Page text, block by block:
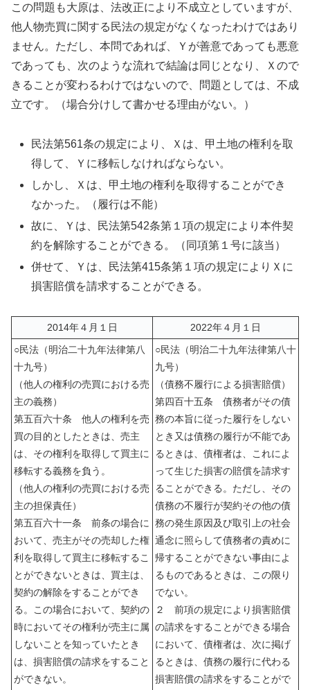
この問題も大原は、法改正により不成立としていますが、
他人物売買に関する民法の規定がなくなったわけではあり
ません。ただし、本問であれば、Ｙが善意であっても悪意
であっても、次のような流れで結論は同じとなり、Ｘので
きることが変わるわけではないので、問題としては、不成
立です。（場合分けして書かせる理由がない。）
民法第561条の規定により、Ｘは、甲土地の権利を取
得して、Ｙに移転しなければならない。
しかし、Ｘは、甲土地の権利を取得することができ
なかった。（履行は不能）
故に、Ｙは、民法第542条第１項の規定により本件契
約を解除することができる。（同項第１号に該当）
併せて、Ｙは、民法第415条第１項の規定によりＸに
損害賠償を請求することができる。
2014年４月１日
2022年４月１日
○民法（明治二十九年法律第八
十九号）
（他人の権利の売買における売
主の義務）
第五百六十条 他人の権利を売
買の目的としたときは、売主
は、その権利を取得して買主に
移転する義務を負う。
（他人の権利の売買における売
主の担保責任）
第五百六十一条 前条の場合に
おいて、売主がその売却した権
利を取得して買主に移転するこ
とができないときは、買主は、
契約の解除をすることができ
る。この場合において、契約の
時においてその権利が売主に属
しないことを知っていたとき
は、損害賠償の請求をすること
ができない。
○民法（明治二十九年法律第八十
九号）
（債務不履行による損害賠償）
第四百十五条 債務者がその債
務の本旨に従った履行をしない
とき又は債務の履行が不能であ
るときは、債権者は、これによ
って生じた損害の賠償を請求す
ることができる。ただし、その
債務の不履行が契約その他の債
務の発生原因及び取引上の社会
通念に照らして債務者の責めに
帰することができない事由によ
るものであるときは、この限り
でない。
２ 前項の規定により損害賠償
の請求をすることができる場合
において、債権者は、次に掲げ
るときは、債務の履行に代わる
損害賠償の請求をすることがで